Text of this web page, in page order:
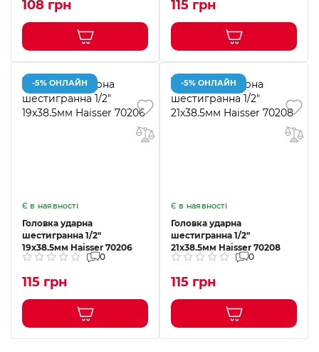
108 грн 115 грн
-5% ОНЛАЙН
Є в наявності
Головка ударна
шестигранна 1/2"
19x38.5мм Haisser 70206
0
115 грн
-5% ОНЛАЙН
Є в наявності
Головка ударна
шестигранна 1/2"
21x38.5мм Haisser 70208
0
115 грн